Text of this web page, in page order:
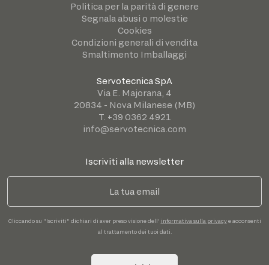
Politica per la parità di genere
Segnala abusi o molestie
Cookies
Condizioni generali di vendita
Smaltimento Imballaggi
Servotecnica SpA
Via E. Majorana, 4
20834 - Nova Milanese (MB)
T. +39 0362 4921
info@servotecnica.com
Iscriviti alla newsletter
Cliccando su "Iscriviti" dichiari di aver preso visione dell' informativa sulla privacye acconsenti
al trattamento dei tuoi dati.